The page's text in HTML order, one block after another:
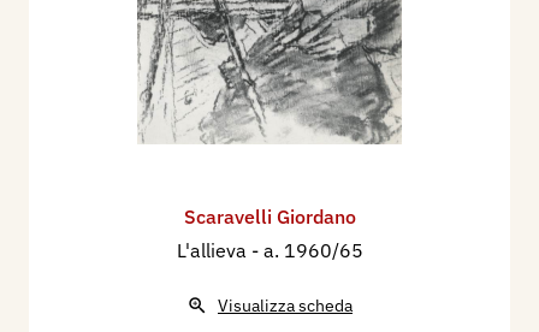
Scaravelli Giordano
L'allieva - a. 1960/65
Visualizza scheda